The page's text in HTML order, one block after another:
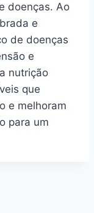
doenças. Ao
e
de doenças
e
nutrição
que
e melhoram
para um